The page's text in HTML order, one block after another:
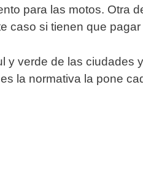
para las motos. Otra
caso si tienen que
verde de las ciudades
la normativa la pone